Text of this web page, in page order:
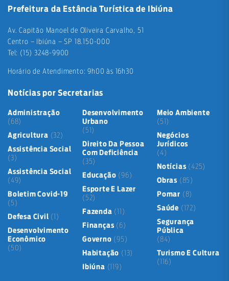
Prefeitura da Estância Turística de Ibiúna
Av. Capitão Manoel de Oliveira Carvalho, 51
Centro – Ibiúna – SP 18.150-000
Tel: (15) 3248-9900
Horário de Atendimento: 9h00 às 16h30
Notícias por Secretarias
Administração
(68)
Agricultura (32)
Assistência Social
(3)
Assistência Social
(49)
Boletim Covid-19
(5)
Defesa Civil (1)
Desenvolvimento
Econômico
(50)
Desenvolvimento
Urbano
(51)
Direito Da Pessoa
Com Deficiência
(35)
Educação (96)
Esporte E Lazer
(52)
Fazenda (11)
Finanças (6)
Governo (95)
Habitação (13)
Ibiúna (119)
Meio Ambiente
(51)
Negócios
Jurídicos
(4)
Notícias (425)
Obras (85)
Pomar (8)
Saúde (172)
Segurança
Pública
(84)
Turismo E Cultura
(116)